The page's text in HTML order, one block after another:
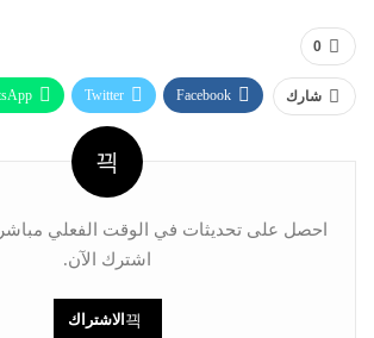
0
شارك Facebook
Twitter
Linkedin
احصل على تحديثات في الوقت الفعلي
اشترك الآن.
الاشتراك